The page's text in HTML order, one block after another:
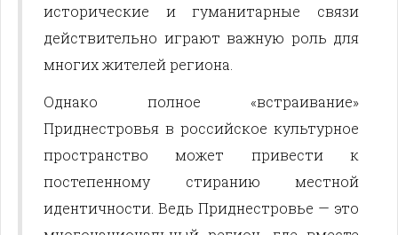
исторические и гуманитарные связи
действительно играют важную роль для
многих жителей региона.
Однако полное «встраивание»
Приднестровья в российское культурное
пространство может привести к
постепенному стиранию местной
идентичности. Ведь Приднестровье — это